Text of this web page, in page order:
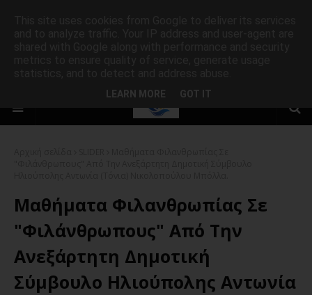
Μαθήματα Φιλανθρωπίας Σε
"Φιλάνθρωπους" Από Την
Ανεξάρτητη Δημοτική
Σύμβουλο Ηλιούπολης Αντωνία
LEARN MORE GOT IT